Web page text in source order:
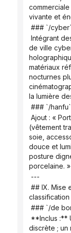
vivante et
### `/cyber`
de ville
matériaux
nocturnes
la lumière
### `/hanfu`
(vêtement
soie,
douce et
posture
porcelaine. »
---
### `/de
discrète ;